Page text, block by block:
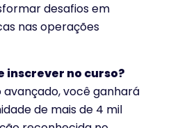
desafios em
nas operações
inscrever no curso?
você ganhará
de mais de 4 mil